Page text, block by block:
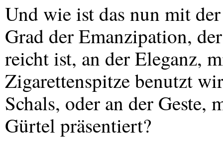
Und wie ist das nun mit
Grad der Emanzipation,
reicht ist, an der Eleganz,
Zigarettenspitze benutzt
Schals, oder an der
Gürtel präsentiert?